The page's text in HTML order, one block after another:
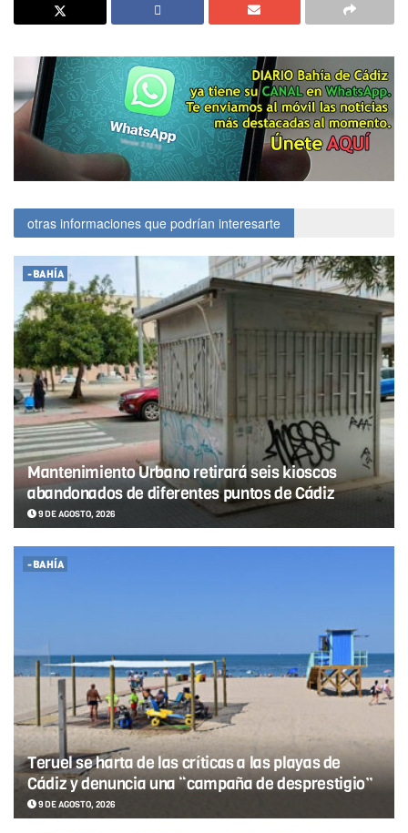
otras informaciones que podrían interesarte
-BAHÍA
Mantenimiento Urbano retirará seis kioscos
abandonados de diferentes puntos de Cádiz
9 DE AGOSTO, 2026
-BAHÍA
Teruel se harta de las críticas a las playas de
Cádiz y denuncia una “campaña de desprestigio”
9 DE AGOSTO, 2026